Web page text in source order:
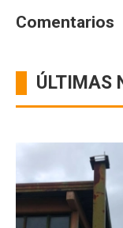
Comentarios
ÚLTIMAS